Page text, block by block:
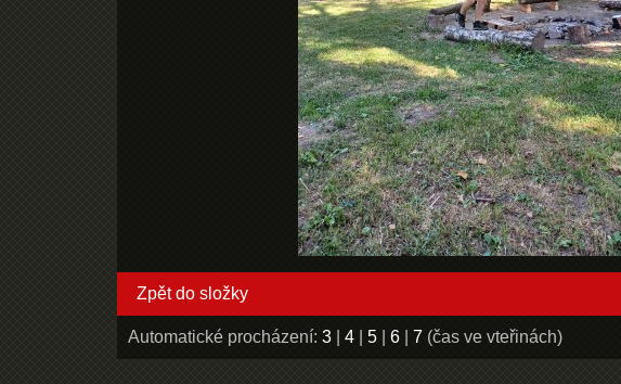
Zpět do složky
Automatické procházení: 3| 4| 5| 6| 7 (čas ve vteřinách)